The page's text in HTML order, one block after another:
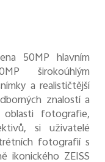
50MP hlavním
širokoúhlým
a realističtější
znalostí a
fotografie,
si uživatelé
fotografií s
ikonického ZEISS